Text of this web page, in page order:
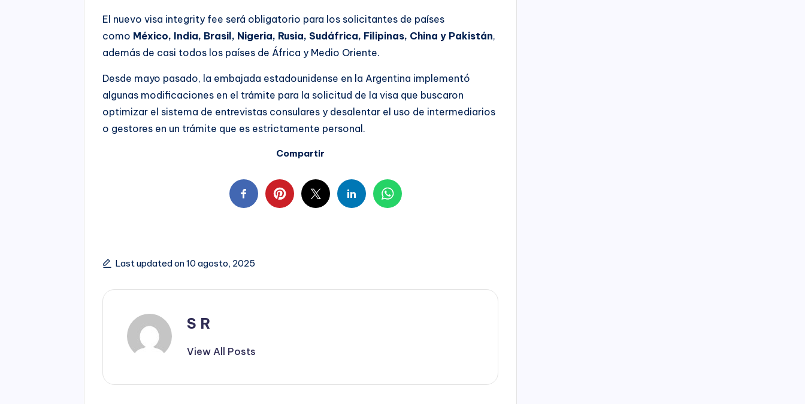
El nuevo visa integrity fee será obligatorio para los solicitantes de países
como México, India, Brasil, Nigeria, Rusia, Sudáfrica, Filipinas, China y Pakistán,
además de casi todos los países de África y Medio Oriente.
Desde mayo pasado, la embajada estadounidense en la Argentina implementó
algunas modificaciones en el trámite para la solicitud de la visa que buscaron
optimizar el sistema de entrevistas consulares y desalentar el uso de intermediarios
o gestores en un trámite que es estrictamente personal.
Compartir
Last updated on 10 agosto, 2025
S R
View All Posts